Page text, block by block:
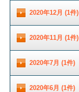
2020年12月 (1件)
2020年11月 (1件)
2020年7月 (1件)
2020年6月 (1件)